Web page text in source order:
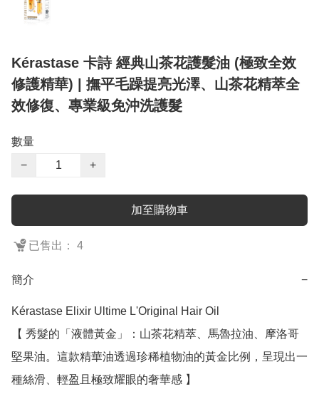
Kérastase 卡詩 經典山茶花護髮油 (極致全效
修護精華) | 撫平毛躁提亮光澤、山茶花精萃全
效修復、專業級免沖洗護髮
數量
−
+
加至購物車
已售出： 4
簡介 −
Kérastase Elixir Ultime L'Original Hair Oil
【 秀髮的「液體黃金」：山茶花精萃、馬魯拉油、摩洛哥
堅果油。這款精華油透過珍稀植物油的黃金比例，呈現出一
種絲滑、輕盈且極致耀眼的奢華感 】